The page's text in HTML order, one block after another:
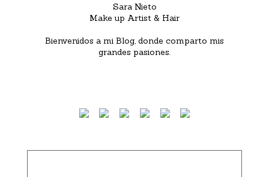
Sara Nieto
Make up Artist & Hair
Bienvenidos a mi Blog, donde comparto mis
grandes pasiones.